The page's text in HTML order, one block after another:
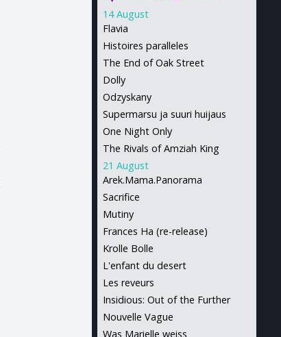
14 August
Flavia
Histoires paralleles
The End of Oak Street
Dolly
Odzyskany
Supermarsu ja suuri huijaus
One Night Only
The Rivals of Amziah King
21 August
Arek.Mama.Panorama
Sacrifice
Mutiny
Frances Ha (re-release)
Krolle Bolle
L'enfant du desert
Les reveurs
Insidious: Out of the Further
Nouvelle Vague
Was Marielle weiss